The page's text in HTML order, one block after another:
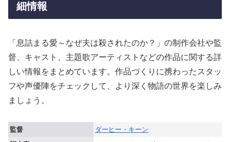
細情報
「息詰まる愛～なぜ夫は殺されたのか？」の制作会社や監
督、キャスト、主題歌アーティストなどの作品に関する詳
しい情報をまとめています。作品づくりに携わったスタッ
フや声優陣をチェックして、より深く物語の世界を楽しみ
ましょう。
監督
ダーヒー・キーン